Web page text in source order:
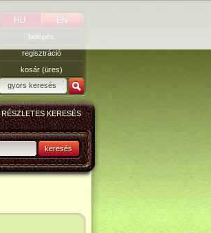
HU EN
belépés
regisztráció
kosár (üres)
RÉSZLETES KERESÉS
keresés